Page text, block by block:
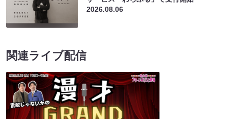
2026.08.06
関連ライブ配信